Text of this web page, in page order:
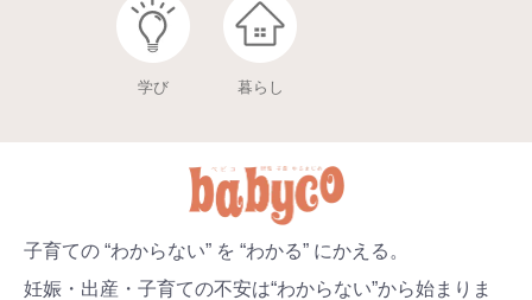
学び 暮らし
子育ての “わからない” を “わかる” にかえる。
妊娠・出産・子育ての不安は“わからない”から始まりま